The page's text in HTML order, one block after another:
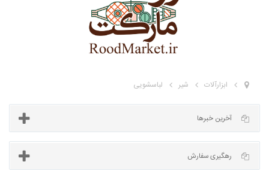
ابزارآلات شیر لباسشویی
آخرین خبرها